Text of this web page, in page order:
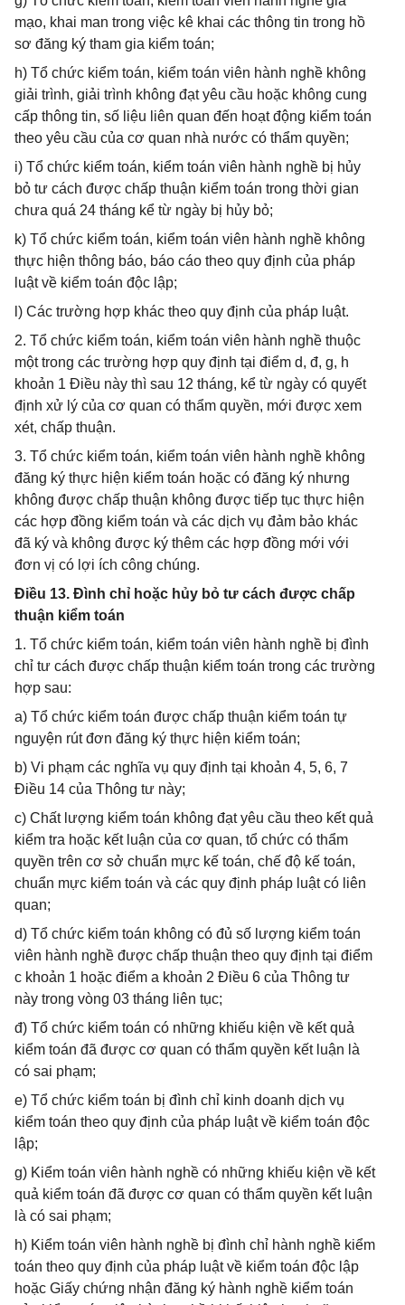
mạo, khai man trong việc kê khai các thông tin trong hồ
sơ đăng ký tham gia kiểm toán;
h) Tổ chức kiểm toán, kiểm toán viên hành nghề không
giải trình, giải trình không đạt yêu cầu hoặc không cung
cấp thông tin, số liệu liên quan đến hoạt động kiểm toán
theo yêu cầu của cơ quan nhà nước có thẩm quyền;
i) Tổ chức kiểm toán, kiểm toán viên hành nghề bị hủy
bỏ tư cách được chấp thuận kiểm toán trong thời gian
chưa quá 24 tháng kể từ ngày bị hủy bỏ;
k) Tổ chức kiểm toán, kiểm toán viên hành nghề không
thực hiện thông báo, báo cáo theo quy định của pháp
luật về kiểm toán độc lập;
l) Các trường hợp khác theo quy định của pháp luật.
2. Tổ chức kiểm toán, kiểm toán viên hành nghề thuộc
một trong các trường hợp quy định tại điểm d, đ, g, h
khoản 1 Điều này thì sau 12 tháng, kể từ ngày có quyết
định xử lý của cơ quan có thẩm quyền, mới được xem
xét, chấp thuận.
3. Tổ chức kiểm toán, kiểm toán viên hành nghề không
đăng ký thực hiện kiểm toán hoặc có đăng ký nhưng
không được chấp thuận không được tiếp tục thực hiện
các hợp đồng kiểm toán và các dịch vụ đảm bảo khác
đã ký và không được ký thêm các hợp đồng mới với
đơn vị có lợi ích công chúng.
Điều 13. Đình chỉ hoặc hủy bỏ tư cách được chấp
thuận kiểm toán
1. Tổ chức kiểm toán, kiểm toán viên hành nghề bị đình
chỉ tư cách được chấp thuận kiểm toán trong các trường
hợp sau:
a) Tổ chức kiểm toán được chấp thuận kiểm toán tự
nguyện rút đơn đăng ký thực hiện kiểm toán;
b) Vi phạm các nghĩa vụ quy định tại khoản 4, 5, 6, 7
Điều 14 của Thông tư này;
c) Chất lượng kiểm toán không đạt yêu cầu theo kết quả
kiểm tra hoặc kết luận của cơ quan, tổ chức có thẩm
quyền trên cơ sở chuẩn mực kế toán, chế độ kế toán,
chuẩn mực kiểm toán và các quy định pháp luật có liên
quan;
d) Tổ chức kiểm toán không có đủ số lượng kiểm toán
viên hành nghề được chấp thuận theo quy định tại điểm
c khoản 1 hoặc điểm a khoản 2 Điều 6 của Thông tư
này trong vòng 03 tháng liên tục;
đ) Tổ chức kiểm toán có những khiếu kiện về kết quả
kiểm toán đã được cơ quan có thẩm quyền kết luận là
có sai phạm;
e) Tổ chức kiểm toán bị đình chỉ kinh doanh dịch vụ
kiểm toán theo quy định của pháp luật về kiểm toán độc
lập;
g) Kiểm toán viên hành nghề có những khiếu kiện về kết
quả kiểm toán đã được cơ quan có thẩm quyền kết luận
là có sai phạm;
h) Kiểm toán viên hành nghề bị đình chỉ hành nghề kiểm
toán theo quy định của pháp luật về kiểm toán độc lập
hoặc Giấy chứng nhận đăng ký hành nghề kiểm toán